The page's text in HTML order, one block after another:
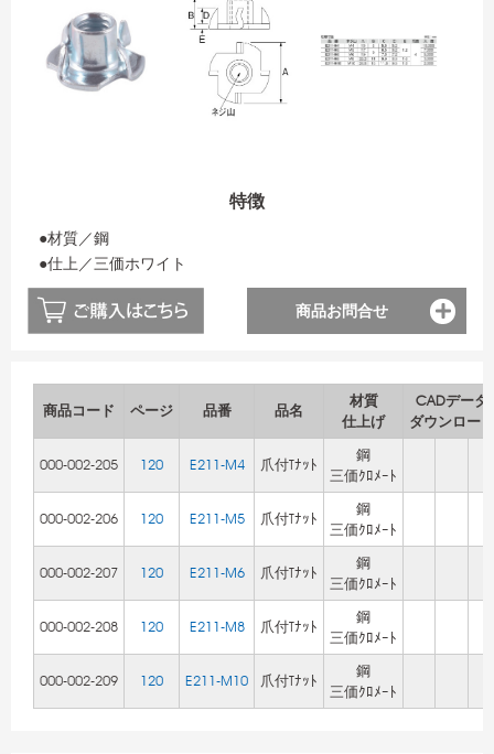
特徴
●材質／鋼
●仕上／三価ホワイト
商品お問合せ
商品コード ページ 品番 品名
材質
仕上げ
CADデータ
ダウンロード
000-002-205 120 E211-M4 爪付Tﾅｯﾄ
鋼
三価ｸﾛﾒｰﾄ
000-002-206 120 E211-M5 爪付Tﾅｯﾄ
鋼
三価ｸﾛﾒｰﾄ
000-002-207 120 E211-M6 爪付Tﾅｯﾄ
鋼
三価ｸﾛﾒｰﾄ
000-002-208 120 E211-M8 爪付Tﾅｯﾄ
鋼
三価ｸﾛﾒｰﾄ
000-002-209 120 E211-M10 爪付Tﾅｯﾄ
鋼
三価ｸﾛﾒｰﾄ